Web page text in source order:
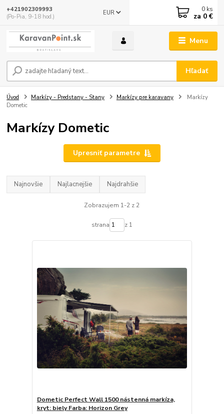
Menu
EUR
Hľadať
+421902309993
(Po-Pia, 9-18 hod.)
0 ks
za 0 €
Úvod Markízy - Predstany - Stany Markízy pre karavany
Markízy
Dometic
Markízy Dometic
Upresniť parametre
Najnovšie Najlacnejšie Najdrahšie
Zobrazujem 1-2 z 2
strana z 1
Dometic Perfect Wall 1500 nástenná markíza,
kryt: biely Farba: Horizon Grey